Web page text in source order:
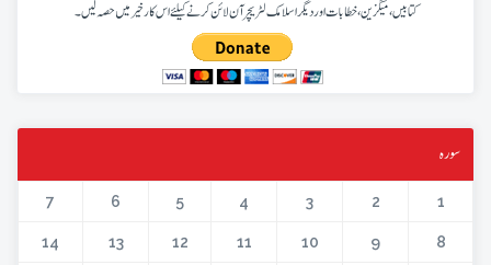
کتابیں، میگزین، خطابات اور دیگر اسلامک لٹریچر آن لائن کرنے کیلئے اس کار خیر میں حصہ لیں۔
سورہ
1
2
3
4
5
6
7
8
9
10
11
12
13
14